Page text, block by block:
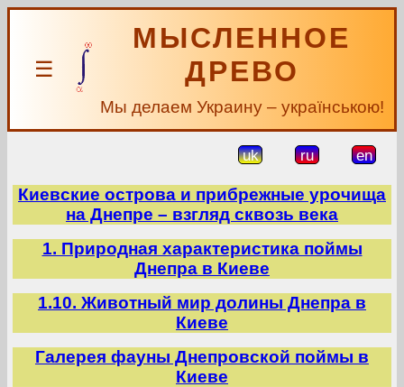
☰
МЫСЛЕННОЕ
ДРЕВО
Мы делаем Украину – українською!
uk ru en
Киевские острова и прибрежные урочища
на Днепре – взгляд сквозь века
1. Природная характеристика поймы
Днепра в Киеве
1.10. Животный мир долины Днепра в
Киеве
Галерея фауны Днепровской поймы в
Киеве